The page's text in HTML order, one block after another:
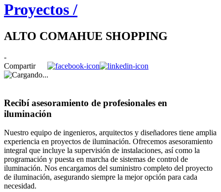
Proyectos /
ALTO COMAHUE SHOPPING
-
Compartir
Recibí asesoramiento de profesionales en
iluminación
Nuestro equipo de ingenieros, arquitectos y diseñadores tiene amplia
experiencia en proyectos de iluminación. Ofrecemos asesoramiento
integral que incluye la supervisión de instalaciones, así como la
programación y puesta en marcha de sistemas de control de
iluminación. Nos encargamos del suministro completo del proyecto
de iluminación, asegurando siempre la mejor opción para cada
necesidad.